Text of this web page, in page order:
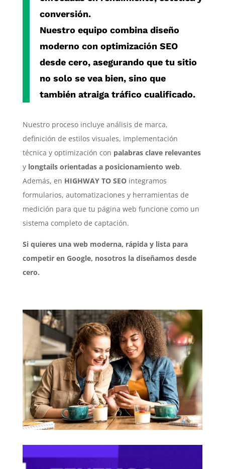
conversión.
Nuestro equipo combina diseño
moderno con optimización SEO
desde cero, asegurando que tu sitio
no solo se vea bien, sino que
también atraiga tráfico cualificado.
Nuestro proceso incluye análisis de marca,
definición de estilos visuales, implementación
técnica y optimización con palabras clave relevantes
y longtails orientadas a posicionamiento web.
Además, en HIGHWAY TO SEOintegramos
formularios, automatizaciones y herramientas de
medición para que tu página web funcione como un
sistema completo de captación.
Si quieres una web moderna, rápida y lista para
competir en Google, nosotros la diseñamos desde
cero.